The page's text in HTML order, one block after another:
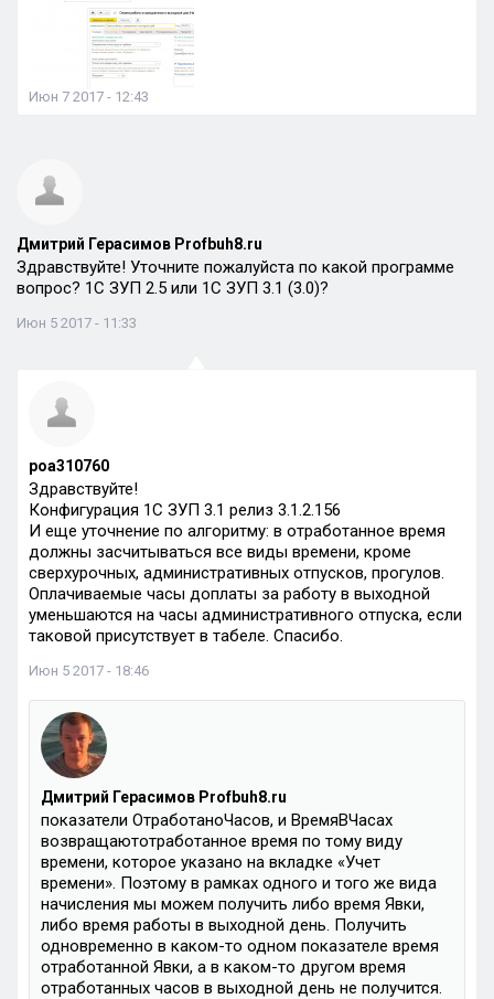
Июн 7 2017 - 12:43
Дмитрий Герасимов Profbuh8.ru
Здравствуйте! Уточните пожалуйста по какой программе
вопрос? 1С ЗУП 2.5 или 1С ЗУП 3.1 (3.0)?
Июн 5 2017 - 11:33
poa310760
Здравствуйте!
Конфигурация 1С ЗУП 3.1 релиз 3.1.2.156
И еще уточнение по алгоритму: в отработанное время
должны засчитываться все виды времени, кроме
сверхурочных, административных отпусков, прогулов.
Оплачиваемые часы доплаты за работу в выходной
уменьшаются на часы административного отпуска, если
таковой присутствует в табеле. Спасибо.
Июн 5 2017 - 18:46
Дмитрий Герасимов Profbuh8.ru
показатели ОтработаноЧасов, и ВремяВЧасах
возвращаютотработанное время по тому виду
времени, которое указано на вкладке «Учет
времени». Поэтому в рамках одного и того же вида
начисления мы можем получить либо время Явки,
либо время работы в выходной день. Получить
одновременно в каком-то одном показателе время
отработанной Явки, а в каком-то другом время
отработанных часов в выходной день не получится.